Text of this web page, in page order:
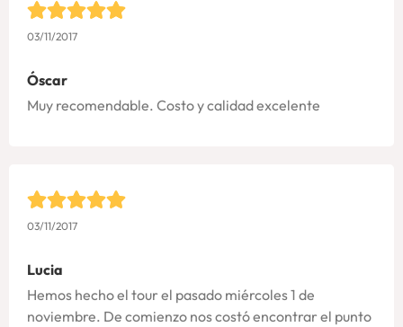
03/11/2017
Óscar
Muy recomendable. Costo y calidad excelente
03/11/2017
Lucia
Hemos hecho el tour el pasado miércoles 1 de
noviembre. De comienzo nos costó encontrar el punto